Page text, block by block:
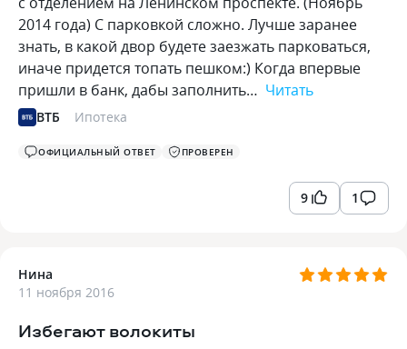
2014 года) С парковкой сложно. Лучше заранее
знать, в какой двор будете заезжать парковаться,
иначе придется топать пешком:) Когда впервые
пришли в банк, дабы заполнить… Читать
ВТБ Ипотека
ОФИЦИАЛЬНЫЙ ОТВЕТ ПРОВЕРЕН
9 1
Нина
11 ноября 2016
Избегают волокиты